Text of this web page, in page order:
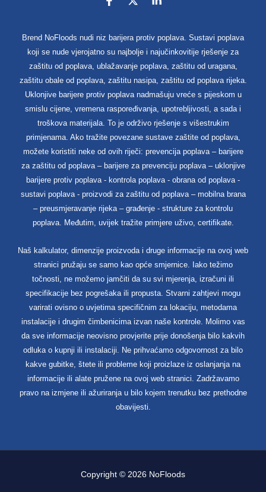
Brend NoFloods nudi niz barijera protiv poplava. Sustavi poplava
koji se nude vjerojatno su najbolje i najučinkovitije rješenje za
zaštitu od poplava, ublažavanje poplava, zaštitu od uragana,
zaštitu obale od poplava, zaštitu nasipa, zaštitu od poplava rijeka.
Uklonjive barijere protiv poplava nadmašuju vreće s pijeskom u
smislu cijene, vremena raspoređivanja, upotrebljivosti, a sada i
troškova materijala. To je održivo rješenje s višestrukim
primjenama. Ako tražite povezane sustave zaštite od poplava,
možete koristiti neke od ovih riječi: prevencija poplava – barijere
za zaštitu od poplava – barijere za prevenciju poplava – uklonjive
barijere protiv poplava - kontrola poplava - obrana od poplava -
sustavi poplava - proizvodi za zaštitu od poplava – mobilna brana
– preusmjeravanje rijeka – građenje - strukture za kontrolu
poplava. Međutim, uvijek tražite primjere uživo, certifikate.
Naš kalkulator, dimenzije proizvoda i druge informacije na ovoj web
stranici pružaju se samo kao opće smjernice. Iako težimo
točnosti, ne možemo jamčiti da su svi mjerenja, izračuni ili
specifikacije bez pogrešaka ili propusta. Stvarni zahtjevi mogu
varirati ovisno o uvjetima specifičnim za lokaciju, metodama
instalacije i drugim čimbenicima izvan naše kontrole. Molimo vas
da sve informacije neovisno provjerite prije donošenja bilo kakvih
odluka o kupnji ili instalaciji. Ne prihvaćamo odgovornost za bilo
kakve gubitke, štete ili probleme koji proizlaze iz oslanjanja na
informacije ili alate pružene na ovoj web stranici. Zadržavamo
pravo na izmjene ili ažuriranja u bilo kojem trenutku bez prethodne
obavijesti.
Copyright © 2026 NoFloods